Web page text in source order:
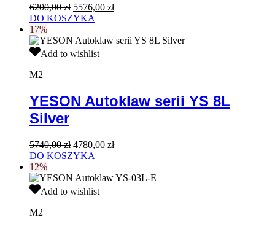
6200,00zł Pierwotna
cena
6200,00 zł.
5576,00 złAktualna
5576,00 zł.
DO KOSZYKA
17%
YESON
serii
8L
Silver
Add to wishlist
M2
YESON Autoklaw serii YS 8L
Silver
5740,00zł Pierwotna
cena
5740,00 zł.
4780,00 złAktualna
4780,00 zł.
DO KOSZYKA
12%
YESON
YS-
Add to wishlist
M2